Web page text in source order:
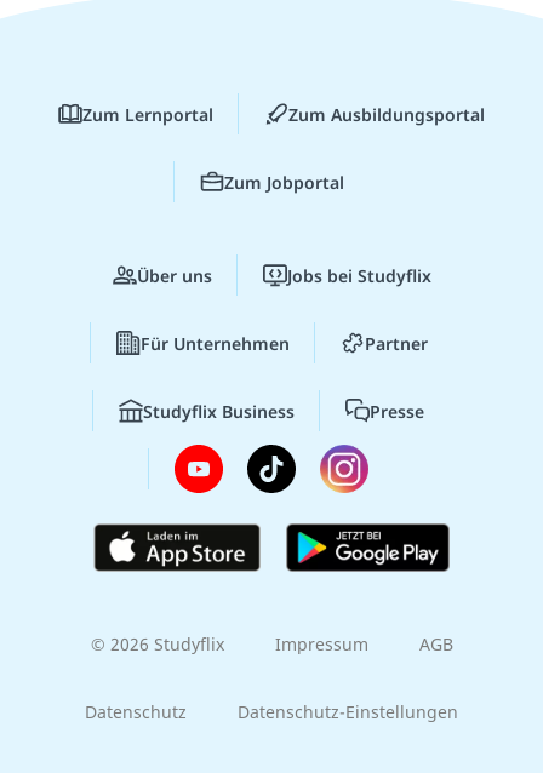
Zum Lernportal Zum Ausbildungsportal
Zum Jobportal
Über uns Jobs bei Studyflix
Für Unternehmen Partner
Studyflix Business Presse
© 2026 Studyflix Impressum AGB
Datenschutz Datenschutz-Einstellungen